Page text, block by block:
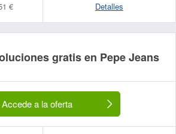
€ Detalles
gratis en Pepe Jeans
Accede a la oferta